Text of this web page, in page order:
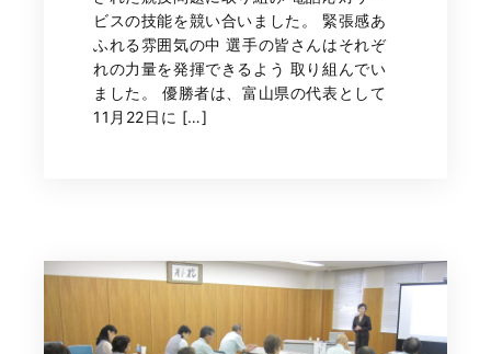
ビスの技能を競い合いました。 緊張感あ
ふれる雰囲気の中 選手の皆さんはそれぞ
れの力量を発揮できるよう 取り組んでい
ました。 優勝者は、富山県の代表として
11月22日に […]